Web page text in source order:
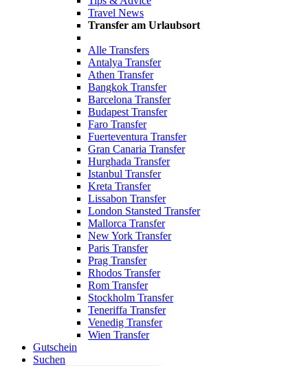
Travel News
Transfer am Urlaubsort
Alle Transfers
Antalya Transfer
Athen Transfer
Bangkok Transfer
Barcelona Transfer
Budapest Transfer
Faro Transfer
Fuerteventura Transfer
Gran Canaria Transfer
Hurghada Transfer
Istanbul Transfer
Kreta Transfer
Lissabon Transfer
London Stansted Transfer
Mallorca Transfer
New York Transfer
Paris Transfer
Prag Transfer
Rhodos Transfer
Rom Transfer
Stockholm Transfer
Teneriffa Transfer
Venedig Transfer
Wien Transfer
Gutschein
Suchen